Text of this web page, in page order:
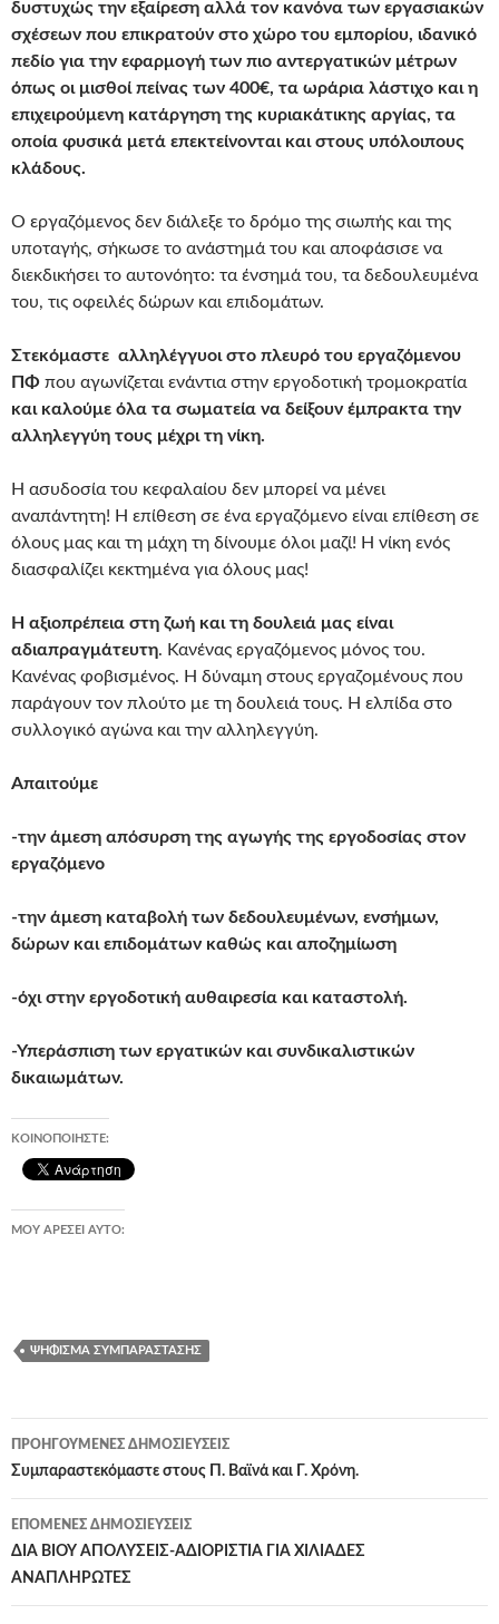
δυστυχώς την εξαίρεση αλλά τον κανόνα των εργασιακών
σχέσεων που επικρατούν στο χώρο του εμπορίου, ιδανικό
πεδίο για την εφαρμογή των πιο αντεργατικών μέτρων
όπως οι μισθοί πείνας των 400€, τα ωράρια λάστιχο και η
επιχειρούμενη κατάργηση της κυριακάτικης αργίας, τα
οποία φυσικά μετά επεκτείνονται και στους υπόλοιπους
κλάδους.
Ο εργαζόμενος δεν διάλεξε το δρόμο της σιωπής και της
υποταγής, σήκωσε το ανάστημά του και αποφάσισε να
διεκδικήσει το αυτονόητο: τα ένσημά του, τα δεδουλευμένα
του, τις οφειλές δώρων και επιδομάτων.
Στεκόμαστε αλληλέγγυοι στο πλευρό του εργαζόμενου
ΠΦ που αγωνίζεται ενάντια στην εργοδοτική τρομοκρατία
και καλούμε όλα τα σωματεία να δείξουν έμπρακτα την
αλληλεγγύη τους μέχρι τη νίκη.
Η ασυδοσία του κεφαλαίου δεν μπορεί να μένει
αναπάντητη! Η επίθεση σε ένα εργαζόμενο είναι επίθεση σε
όλους μας και τη μάχη τη δίνουμε όλοι μαζί! Η νίκη ενός
διασφαλίζει κεκτημένα για όλους μας!
Η αξιοπρέπεια στη ζωή και τη δουλειά μας είναι
αδιαπραγμάτευτη. Κανένας εργαζόμενος μόνος του.
Κανένας φοβισμένος. Η δύναμη στους εργαζομένους που
παράγουν τον πλούτο με τη δουλειά τους. Η ελπίδα στο
συλλογικό αγώνα και την αλληλεγγύη.
Απαιτούμε
-την άμεση απόσυρση της αγωγής της εργοδοσίας στον
εργαζόμενο
-την άμεση καταβολή των δεδουλευμένων, ενσήμων,
δώρων και επιδομάτων καθώς και αποζημίωση
-όχι στην εργοδοτική αυθαιρεσία και καταστολή.
-Υπεράσπιση των εργατικών και συνδικαλιστικών
δικαιωμάτων.
ΚΟΙΝΟΠΟΙΉΣΤΕ:
ΜΟΥ ΑΡΈΣΕΙ ΑΥΤΌ:
ΨΉΦΙΣΜΑ ΣΥΜΠΑΡΆΣΤΑΣΗΣ
Πλοήγηση
άρθρων
ΠΡΟΗΓΟΎΜΕΝΕΣ ΔΗΜΟΣΙΕΎΣΕΙΣ
Συμπαραστεκόμαστε στους Π. Βαϊνά και Γ. Χρόνη.
ΕΠΌΜΕΝΕΣ ΔΗΜΟΣΙΕΎΣΕΙΣ
ΔΙΑ ΒΙΟΥ ΑΠΟΛΥΣΕΙΣ-ΑΔΙΟΡΙΣΤΙΑ ΓΙΑ ΧΙΛΙΑΔΕΣ
ΑΝΑΠΛΗΡΩΤΕΣ